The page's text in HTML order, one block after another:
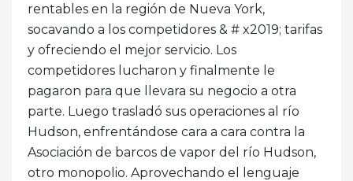
rentables en la región de Nueva York,
socavando a los competidores & # x2019; tarifas
y ofreciendo el mejor servicio. Los
competidores lucharon y finalmente le
pagaron para que llevara su negocio a otra
parte. Luego trasladó sus operaciones al río
Hudson, enfrentándose cara a cara contra la
Asociación de barcos de vapor del río Hudson,
otro monopolio. Aprovechando el lenguaje